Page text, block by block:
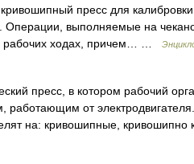
пресс для калибровки,
Операции, выполняемые на
рабочих ходах, причем… …
пресс, в котором рабочий
от
на: кривошипные,